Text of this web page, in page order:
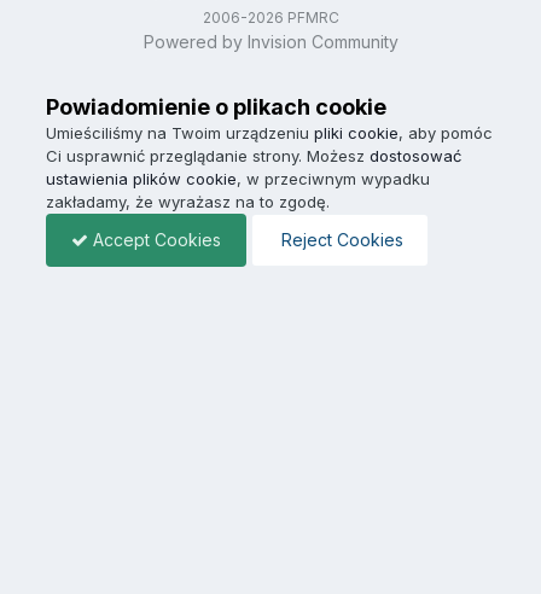
2006-2026 PFMRC
Powered by Invision Community
Powiadomienie o plikach cookie
Umieściliśmy na Twoim urządzeniu pliki cookie, aby pomóc
Ci usprawnić przeglądanie strony. Możesz dostosować
ustawienia plików cookie, w przeciwnym wypadku
zakładamy, że wyrażasz na to zgodę.
Accept Cookies Reject Cookies